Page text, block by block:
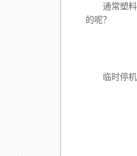
通常塑料加
的呢？
临时停机：